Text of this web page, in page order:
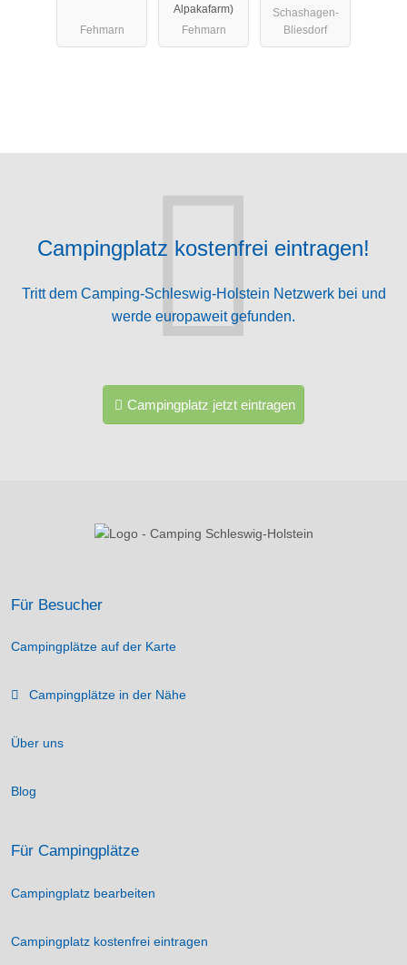
Fehmarn
Alpakafarm)
Fehmarn
Schashagen-
Bliesdorf
Campingplatz kostenfrei eintragen!
Tritt dem Camping-Schleswig-Holstein Netzwerk bei und
werde europaweit gefunden.
Campingplatz jetzt eintragen
Für Besucher
Campingplätze auf der Karte
Campingplätze in der Nähe
Über uns
Blog
Für Campingplätze
Campingplatz bearbeiten
Campingplatz kostenfrei eintragen